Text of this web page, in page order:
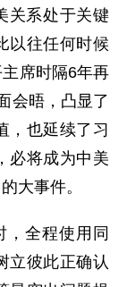
关系处于关键
以往任何时候
席时隔6年再
会晤，凸显了
，也延续了习
必将成为中美
大事件。
，全程使用同
立彼此正确认